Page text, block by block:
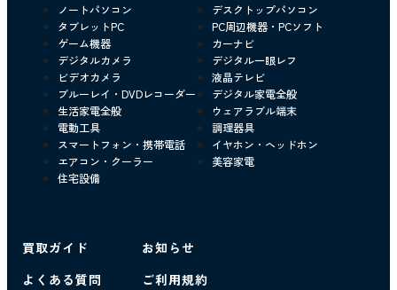
ノートパソコン
デスクトップパソコン
タブレットPC
PC周辺機器・PCソフト
ゲーム機器
カーナビ
デジタルカメラ
デジタル一眼レフ
ビデオカメラ
液晶テレビ
ブルーレイ・DVDレコーダー
デジタル家電全般
生活家電全般
ウェアラブル端末
電動工具
調理器具
スマートフォン・携帯電話
イヤホン・ヘッドホン
エアコン・クーラー
美容家電
住宅設備
買取ガイド
よくある質問
お知らせ
ご利用規約